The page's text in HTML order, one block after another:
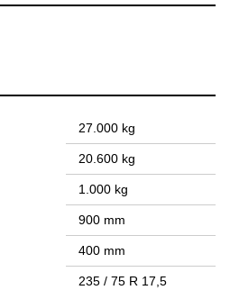
27.000 kg
20.600 kg
1.000 kg
900 mm
400 mm
235 / 75 R 17,5